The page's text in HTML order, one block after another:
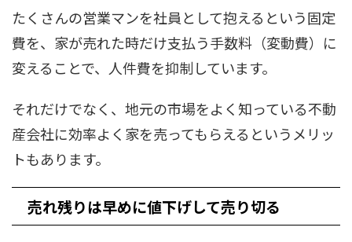
たくさんの営業マンを社員として抱えるという固定
費を、家が売れた時だけ支払う手数料（変動費）に
変えることで、人件費を抑制しています。
それだけでなく、地元の市場をよく知っている不動
産会社に効率よく家を売ってもらえるというメリッ
トもあります。
売れ残りは早めに値下げして売り切る